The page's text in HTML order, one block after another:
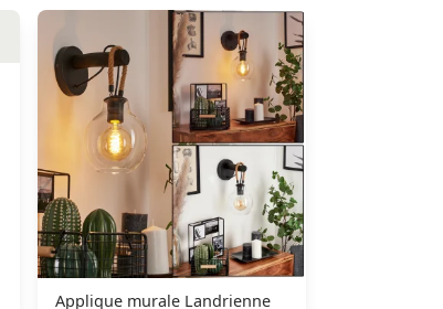
Applique murale Landrienne